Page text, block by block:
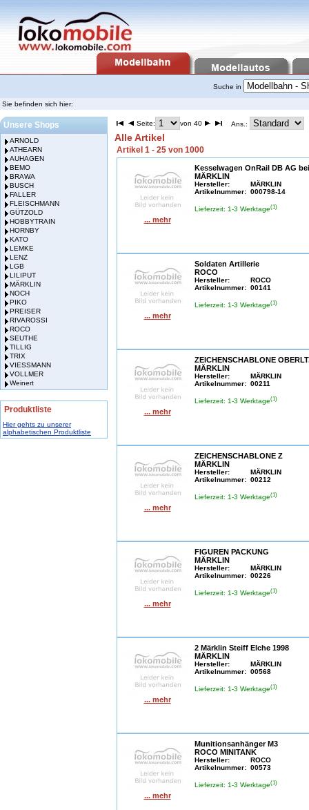
Suche in
Sie befinden sich hier:
Unsere Shops
ARNOLD
ATHEARN
AUHAGEN
BEMO
BRAWA
BUSCH
FALLER
FLEISCHMANN
GÜTZOLD
HOBBYTRAIN
HORNBY
KATO
LEMKE
LENZ
LGB
LILIPUT
MÄRKLIN
NOCH
PIKO
PREISER
RIVAROSSI
ROCO
SEUTHE
TILLIG
TRIX
VIESSMANN
VOLLMER
Weinert
Produktliste
Hier gehts zu unserer
alphabetischen Produktliste
Seite: von 40 Ans.:
Alle Artikel
Artikel 1 - 25 von 1000
... mehr
Kesselwagen OnRail DB AG
MÄRKLIN
Hersteller:
MÄRKLIN
Artikelnummer: 000798-14
Lieferzeit: 1-3 Werktage(1)
... mehr
Soldaten Artillerie
ROCO
Hersteller:
ROCO
Artikelnummer: 00141
Lieferzeit: 1-3 Werktage(1)
... mehr
ZEICHENSCHABLONE
MÄRKLIN
Hersteller:
MÄRKLIN
Artikelnummer: 00211
Lieferzeit: 1-3 Werktage(1)
... mehr
ZEICHENSCHABLONE Z
MÄRKLIN
Hersteller:
MÄRKLIN
Artikelnummer: 00212
Lieferzeit: 1-3 Werktage(1)
... mehr
FIGUREN PACKUNG
MÄRKLIN
Hersteller:
MÄRKLIN
Artikelnummer: 00226
Lieferzeit: 1-3 Werktage(1)
... mehr
2 Märklin Steiff Elche 1998
MÄRKLIN
Hersteller:
MÄRKLIN
Artikelnummer: 00568
Lieferzeit: 1-3 Werktage(1)
... mehr
Munitionsanhänger M3
ROCO MINITANK
Hersteller:
ROCO
Artikelnummer: 00573
Lieferzeit: 1-3 Werktage(1)